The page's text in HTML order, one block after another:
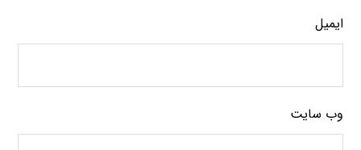
ایمیل
وب‌ سایت